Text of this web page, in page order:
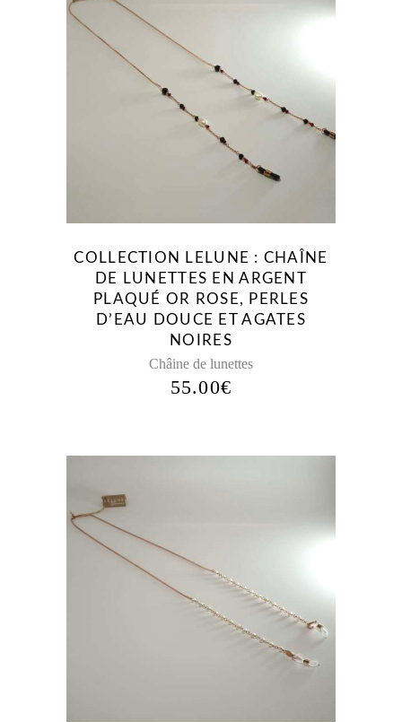
COLLECTION LELUNE : CHAÎNE
DE LUNETTES EN ARGENT
PLAQUÉ OR ROSE, PERLES
D’EAU DOUCE ET AGATES
NOIRES
Châine de lunettes
55.00€